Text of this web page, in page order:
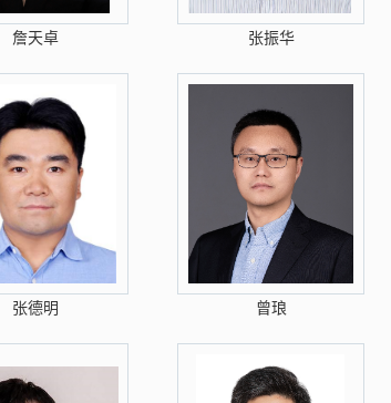
詹天卓 张振华
张德明 曾琅